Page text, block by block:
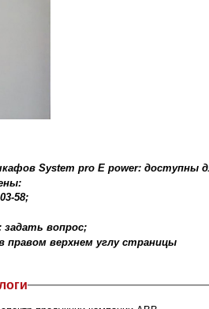
System pro E power: доступны
58;
задать вопрос;
правом верхнем углу страницы